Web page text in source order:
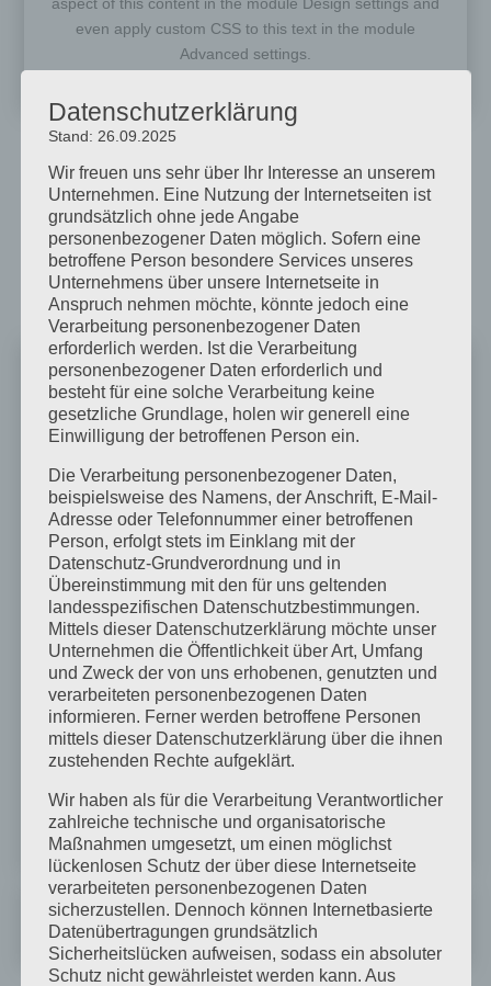
aspect of this content in the module Design settings and
even apply custom CSS to this text in the module
Advanced settings.
MNS Masken
Your content goes here. Edit or remove this text inline or
in the module Content settings. You can also style every
aspect of this content in the module Design settings and
even apply custom CSS tothis text in the module
Advanced settings.
Nicht medizinische Masken und
medizinische Masken
Datenschutzerklärung
Stand: 26.09.2025
Wir freuen uns sehr über Ihr Interesse an unserem
Unternehmen. Eine Nutzung der Internetseiten ist
grundsätzlich ohne jede Angabe
personenbezogener Daten möglich. Sofern eine
betroffene Person besondere Services unseres
Unternehmens über unsere Internetseite in
Anspruch nehmen möchte, könnte jedoch eine
Verarbeitung personenbezogener Daten
erforderlich werden. Ist die Verarbeitung
personenbezogener Daten erforderlich und
besteht für eine solche Verarbeitung keine
gesetzliche Grundlage, holen wir generell eine
Einwilligung der betroffenen Person ein.
Die Verarbeitung personenbezogener Daten,
beispielsweise des Namens, der Anschrift, E-Mail-
Adresse oder Telefonnummer einer betroffenen
Person, erfolgt stets im Einklang mit der
Datenschutz-Grundverordnung und in
Übereinstimmung mit den für uns geltenden
landesspezifischen Datenschutzbestimmungen.
Mittels dieser Datenschutzerklärung möchte unser
Unternehmen die Öffentlichkeit über Art, Umfang
und Zweck der von uns erhobenen, genutzten und
verarbeiteten personenbezogenen Daten
informieren. Ferner werden betroffene Personen
mittels dieser Datenschutzerklärung über die ihnen
zustehenden Rechte aufgeklärt.
Wir haben als für die Verarbeitung Verantwortlicher
zahlreiche technische und organisatorische
Maßnahmen umgesetzt, um einen möglichst
lückenlosen Schutz der über diese Internetseite
verarbeiteten personenbezogenen Daten
sicherzustellen. Dennoch können Internetbasierte
Datenübertragungen grundsätzlich
Sicherheitslücken aufweisen, sodass ein absoluter
Schutz nicht gewährleistet werden kann. Aus